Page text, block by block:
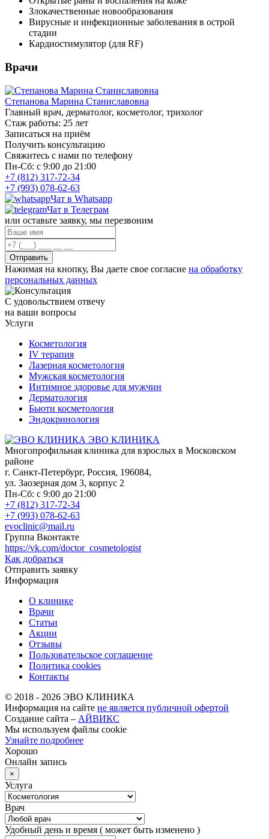
Злокачественные новообразования
Вирусные и инфекционные заболевания в острой
стадии
Кардиостимулятор (для RF)
Врачи
Степанова Марина Станиславовна
Главный врач, дерматолог, косметолог, трихолог
Стаж работы: 25 лет
Записаться на приём
Получить консультацию
Свяжитесь с нами по телефону
Пн-Сб: с 9:00 до 21:00
+7 (812) 317-72-34
+7 (993) 078-62-63
Чат в Whatsapp
Чат в Телеграм
или оставьте заявку, мы перезвоним
Отправить
Нажимая на кнопку, Вы даете свое согласие на обработку
персональных данных
С удовольствием отвечу
на ваши вопросы
Услуги
Косметология
IV терапия
Лазерная косметология
Мужская косметология
Интимное здоровье для мужчин
Дерматология
Бьюти косметология
Эндокринология
ЭВО КЛИНИКА
Многопрофильная клиника для взрослых в Московском
районе
г. Санкт-Петербург, Россия, 196084,
ул. Заозерная дом 3, корпус 2
Пн-Сб: с 9:00 до 21:00
+7 (812) 317-72-34
+7 (993) 078-62-63
evoclinic@mail.ru
Группа Вконтакте
https://vk.com/doctor_cosmetologist
Как добраться
Отправить заявку
Информация
О клинике
Врачи
Статьи
Акции
Отзывы
Пользовательское соглашение
Политика cookies
Контакты
© 2018 - 2026 ЭВО КЛИНИКА
Информация на сайте не является публичной офертой
Создание сайта – АЙВИКС
Мы используем файлы cookie
Узнайте подробнее
Хорошо
Онлайн запись
×
Услуга
Врач
Удобный день и время ( может быть изменено )